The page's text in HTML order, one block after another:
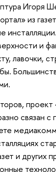
Игоря
из
и
лавочки,
связан с
и других